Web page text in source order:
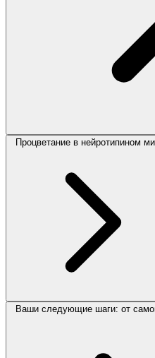
Процветание в нейротипином
Ваши следующие шаги: от